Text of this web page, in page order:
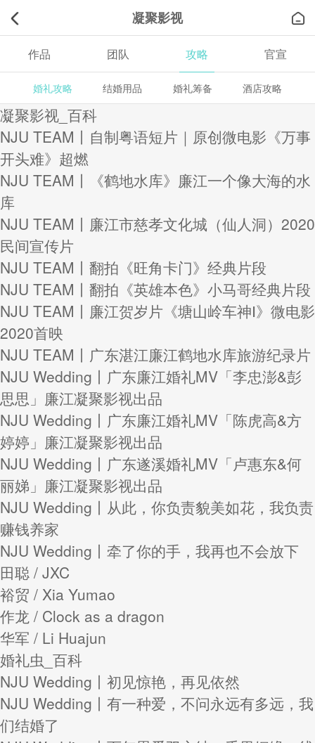
凝聚影视
作品 团队 攻略 官宣
婚礼攻略 结婚用品 婚礼筹备 酒店攻略
凝聚影视_百科
NJU TEAM丨自制粤语短片｜原创微电影《万事
开头难》超燃
NJU TEAM丨《鹤地水库》廉江一个像大海的水
库
NJU TEAM丨廉江市慈孝文化城（仙人洞）2020
民间宣传片
NJU TEAM丨翻拍《旺角卡门》经典片段
NJU TEAM丨翻拍《英雄本色》小马哥经典片段
NJU TEAM丨廉江贺岁片《塘山岭车神Ⅰ》微电影
2020首映
NJU TEAM丨广东湛江廉江鹤地水库旅游纪录片
NJU Wedding丨广东廉江婚礼MV「李忠澎&彭
思思」廉江凝聚影视出品
NJU Wedding丨广东廉江婚礼MV「陈虎高&方
婷婷」廉江凝聚影视出品
NJU Wedding丨广东遂溪婚礼MV「卢惠东&何
丽娣」廉江凝聚影视出品
NJU Wedding丨从此，你负责貌美如花，我负责
赚钱养家
NJU Wedding丨牵了你的手，我再也不会放下
田聪 / JXC
裕贸 / Xia Yumao
作龙 / Clock as a dragon
华军 / Li Huajun
婚礼虫_百科
NJU Wedding丨初见惊艳，再见依然
NJU Wedding丨有一种爱，不问永远有多远，我
们结婚了